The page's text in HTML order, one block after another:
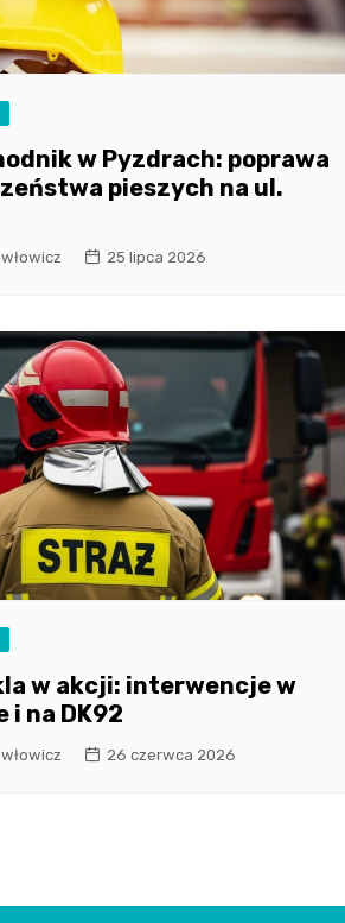
w Pyzdrach: poprawa
pieszych na ul.
25 lipca 2026
w akcji: interwencje w
i na DK92
26 czerwca 2026